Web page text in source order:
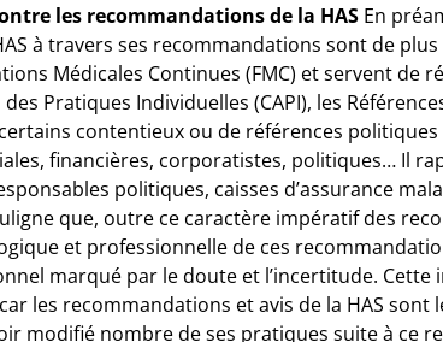
les recommandations de la HAS En
à travers ses recommandations sont de
Médicales Continues (FMC) et servent
Pratiques Individuelles (CAPI), les
contentieux ou de références
financières, corporatistes, politiques… Il
politiques, caisses d’assurance
que, outre ce caractère impératif des
et professionnelle de ces
marqué par le doute et l’incertitude.
les recommandations et avis de la HAS
modifié nombre de ses pratiques suite à ce